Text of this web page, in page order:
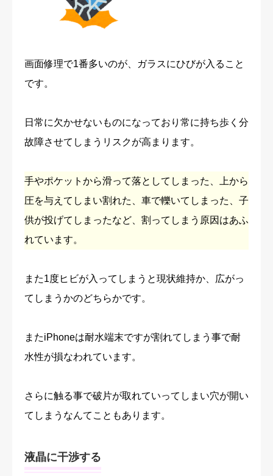
画面修理で1番多いのが、ガラスにひびが入ること
です。
日常に欠かせないものになっており常に持ち歩く分
故障させてしまうリスクが高まります。
手やポケットから滑って落としてしまった、上から
圧を与えてしまい割れた、車で轢いてしまった、子
供が投げてしまったなど、割ってしまう原因はあふ
れています。
また1度ヒビが入ってしまうと現状維持か、広がっ
てしまうかのどちらかです。
またiPhoneは耐水端末ですが割れてしまう事で耐
水性が損なわれています。
さらに触る事で破片が取れていってしまい穴が開い
てしまうなんてこともあります。
液晶に干渉する